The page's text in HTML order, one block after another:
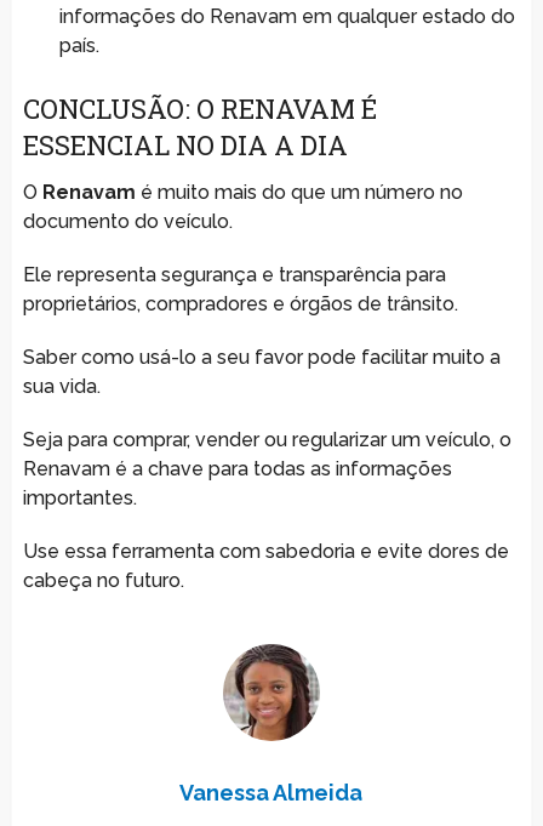
informações do Renavam em qualquer estado do
país.
CONCLUSÃO: O RENAVAM É
ESSENCIAL NO DIA A DIA
O Renavam é muito mais do que um número no
documento do veículo.
Ele representa segurança e transparência para
proprietários, compradores e órgãos de trânsito.
Saber como usá-lo a seu favor pode facilitar muito a
sua vida.
Seja para comprar, vender ou regularizar um veículo, o
Renavam é a chave para todas as informações
importantes.
Use essa ferramenta com sabedoria e evite dores de
cabeça no futuro.
Vanessa Almeida